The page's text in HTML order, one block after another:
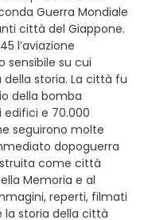
Guerra Mondiale
città del Giappone.
l’aviazione
sensibile su cui
storia. La città fu
della bomba
edifici e 70.000
seguirono molte
dopoguerra
come città
Memoria e al
reperti, filmati
la storia della città